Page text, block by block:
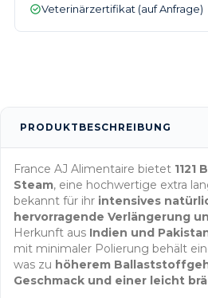
Veterinärzertifikat (auf Anfrage)
PRODUKTBESCHREIBUNG
France AJ Alimentaire bietet 1121
Steam, eine hochwertige extra
bekannt für ihr intensives
hervorragende Verlängerung
Herkunft aus Indien und
mit minimaler Polierung behält
was zu höherem
Geschmack und einer leicht